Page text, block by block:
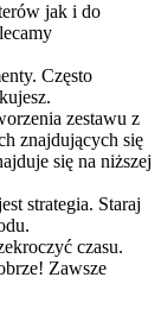
jak i do
Często
zestawu z
znajdujących się
się na niższej
strategia. Staraj
czasu.
Zawsze